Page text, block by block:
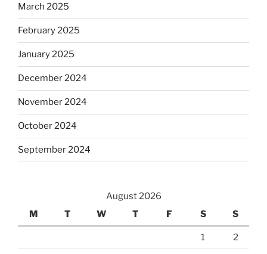
March 2025
February 2025
January 2025
December 2024
November 2024
October 2024
September 2024
August 2026
M
T W T F S S
1 2